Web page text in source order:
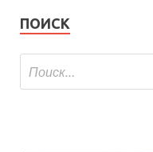
ПОИСК